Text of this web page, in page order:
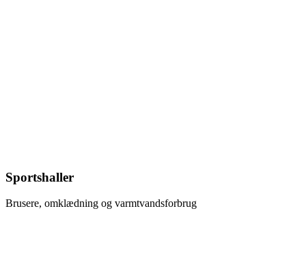
Sportshaller
Brusere, omklædning og varmtvandsforbrug